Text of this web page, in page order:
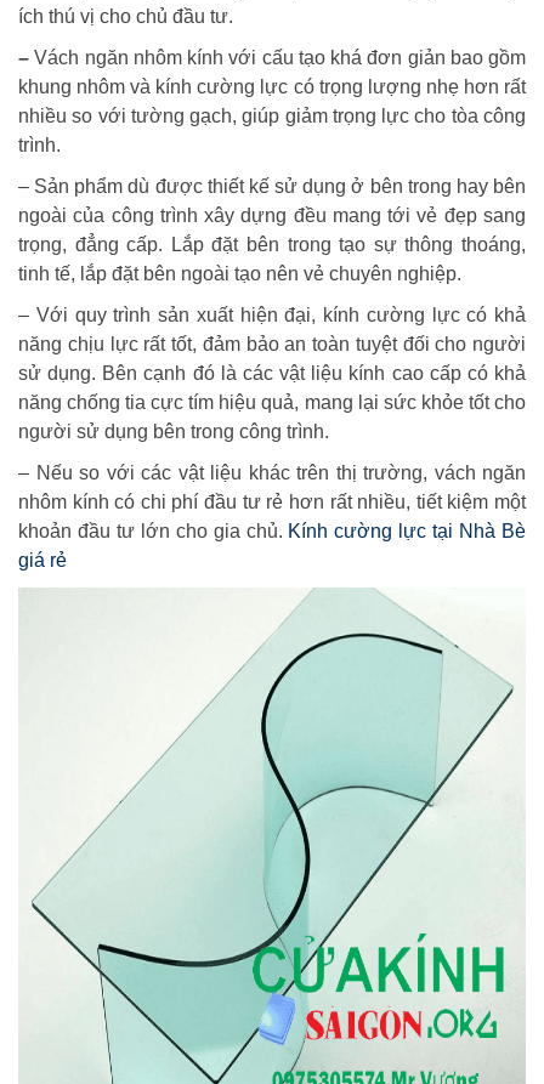
ích thú vị cho chủ đầu tư.
–Vách ngăn nhôm kính với cấu tạo khá đơn giản bao gồm
khung nhôm và kính cường lực có trọng lượng nhẹ hơn rất
nhiều so với tường gạch, giúp giảm trọng lực cho tòa công
trình.
– Sản phẩm dù được thiết kế sử dụng ở bên trong hay bên
ngoài của công trình xây dựng đều mang tới vẻ đẹp sang
trọng, đẳng cấp. Lắp đặt bên trong tạo sự thông thoáng,
tinh tế, lắp đặt bên ngoài tạo nên vẻ chuyên nghiệp.
– Với quy trình sản xuất hiện đại, kính cường lực có khả
năng chịu lực rất tốt, đảm bảo an toàn tuyệt đối cho người
sử dụng. Bên cạnh đó là các vật liệu kính cao cấp có khả
năng chống tia cực tím hiệu quả, mang lại sức khỏe tốt cho
người sử dụng bên trong công trình.
– Nếu so với các vật liệu khác trên thị trường, vách ngăn
nhôm kính có chi phí đầu tư rẻ hơn rất nhiều, tiết kiệm một
khoản đầu tư lớn cho gia chủ. Kính cường lực tại Nhà Bè
giá rẻ